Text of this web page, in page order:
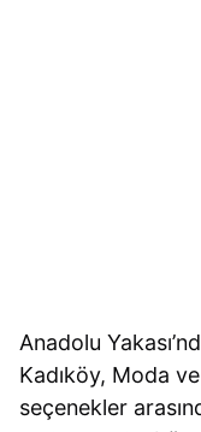
Anadolu
Kadıköy, Moda
seçenekler